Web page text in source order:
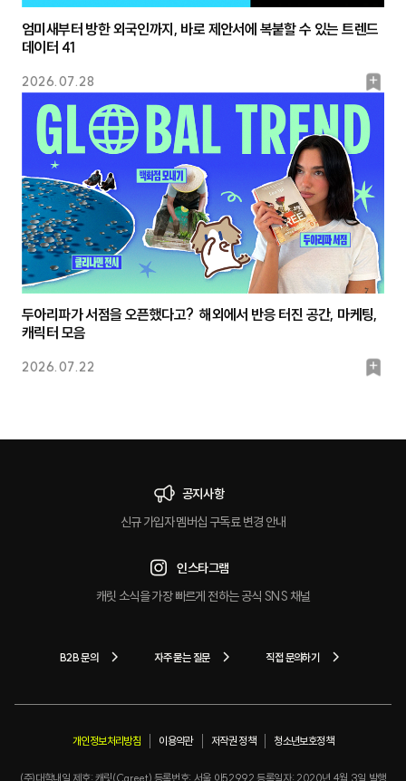
2026.07.28
북
마
크
엄미새부터 방한 외국인까지, 바로 제안서에 복붙할 수 있는 트렌드
데이터 41
2026.07.22
북
두아리파가 서점을 오픈했다고? 해외에서 반응 터진 공간, 마케팅,
캐릭터 모음
공지사항
신규 가입자 멤버십 구독료 변경 안내
인스타그램
캐릿 소식을 가장 빠르게 전하는 공식 SNS 채널
B2B 문의 자주 묻는 질문 직접 문의하기
개인정보처리방침 이용약관 저작권 정책 청소년보호정책
(주)대학내일 제호: 캐릿(Careet) 등록번호: 서울 아52992 등록일자: 2020년 4월 3일 발행